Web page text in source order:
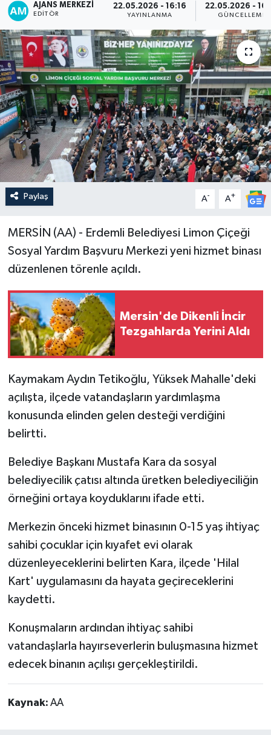
AJANS MERKEZI
EDITÖR
22.05.2026 - 16:16
YAYINLANMA
22.05.2026 -
GÜNCELLEME
Paylaş A- A+
MERSİN (AA) - Erdemli Belediyesi Limon Çiçeği
Sosyal Yardım Başvuru Merkezi yeni hizmet binası
düzenlenen törenle açıldı.
Mersin'de Dikenli İncir
Tezgahlarda Yerini Aldı
Kaymakam Aydın Tetikoğlu, Yüksek Mahalle'deki
açılışta, ilçede vatandaşların yardımlaşma
konusunda elinden gelen desteği verdiğini
belirtti.
Belediye Başkanı Mustafa Kara da sosyal
belediyecilik çatısı altında üretken belediyeciliğin
örneğini ortaya koyduklarını ifade etti.
Merkezin önceki hizmet binasının 0-15 yaş ihtiyaç
sahibi çocuklar için kıyafet evi olarak
düzenleyeceklerini belirten Kara, ilçede 'Hilal
Kart' uygulamasını da hayata geçireceklerini
kaydetti.
Konuşmaların ardından ihtiyaç sahibi
vatandaşlarla hayırseverlerin buluşmasına hizmet
edecek binanın açılışı gerçekleştirildi.
Kaynak: AA